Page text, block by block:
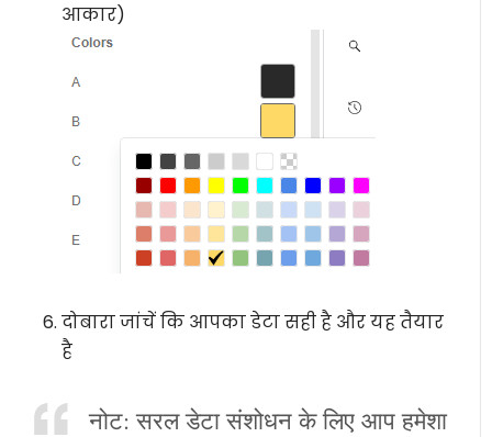
आकार)
दोबारा जांचें कि आपका डेटा सही है और यह तैयार
है
नोट: सरल डेटा संशोधन के लिए आप हमेशा